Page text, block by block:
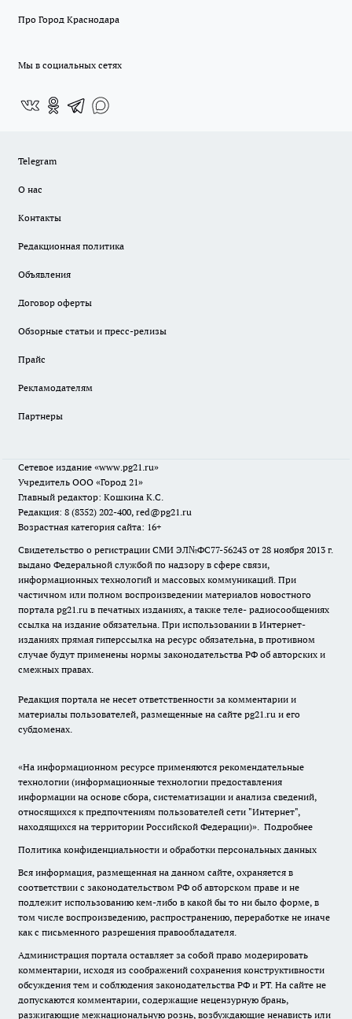
Про Город Краснодара
Мы в социальных сетях
Telegram
О нас
Контакты
Редакционная политика
Объявления
Договор оферты
Обзорные статьи и пресс-релизы
Прайс
Рекламодателям
Партнеры
Сетевое издание «www.pg21.ru»
Учредитель ООО «Город 21»
Главный редактор: Кошкина К.С.
Редакция: 8 (8352) 202-400, red@pg21.ru
Возрастная категория сайта: 16+
Свидетельство о регистрации СМИ ЭЛ№ФС77-56243 от 28 ноября 2013 г.
выдано Федеральной службой по надзору в сфере связи,
информационных технологий и массовых коммуникаций. При
частичном или полном воспроизведении материалов новостного
портала pg21.ru в печатных изданиях, а также теле- радиосообщениях
ссылка на издание обязательна. При использовании в Интернет-
изданиях прямая гиперссылка на ресурс обязательна, в противном
случае будут применены нормы законодательства РФ об авторских и
смежных правах.
Редакция портала не несет ответственности за комментарии и
материалы пользователей, размещенные на сайте pg21.ru и его
субдоменах.
«На информационном ресурсе применяются рекомендательные
технологии (информационные технологии предоставления
информации на основе сбора, систематизации и анализа сведений,
относящихся к предпочтениям пользователей сети "Интернет",
находящихся на территории Российской Федерации)». Подробнее
Политика конфиденциальности и обработки персональных данных
Вся информация, размещенная на данном сайте, охраняется в
соответствии с законодательством РФ об авторском праве и не
подлежит использованию кем-либо в какой бы то ни было форме, в
том числе воспроизведению, распространению, переработке не иначе
как с письменного разрешения правообладателя.
Администрация портала оставляет за собой право модерировать
комментарии, исходя из соображений сохранения конструктивности
обсуждения тем и соблюдения законодательства РФ и РТ. На сайте не
допускаются комментарии, содержащие нецензурную брань,
разжигающие межнациональную рознь, возбуждающие ненависть или